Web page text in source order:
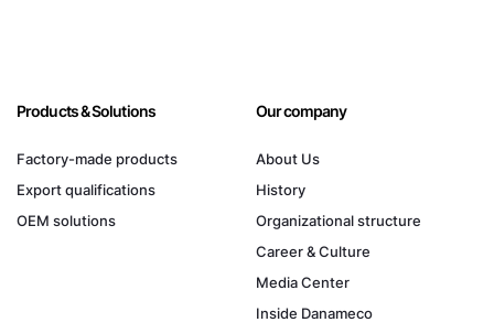
Products & Solutions
Factory-made products
Export qualifications
OEM solutions
Our company
About Us
History
Organizational structure
Career & Culture
Media Center
Inside Danameco